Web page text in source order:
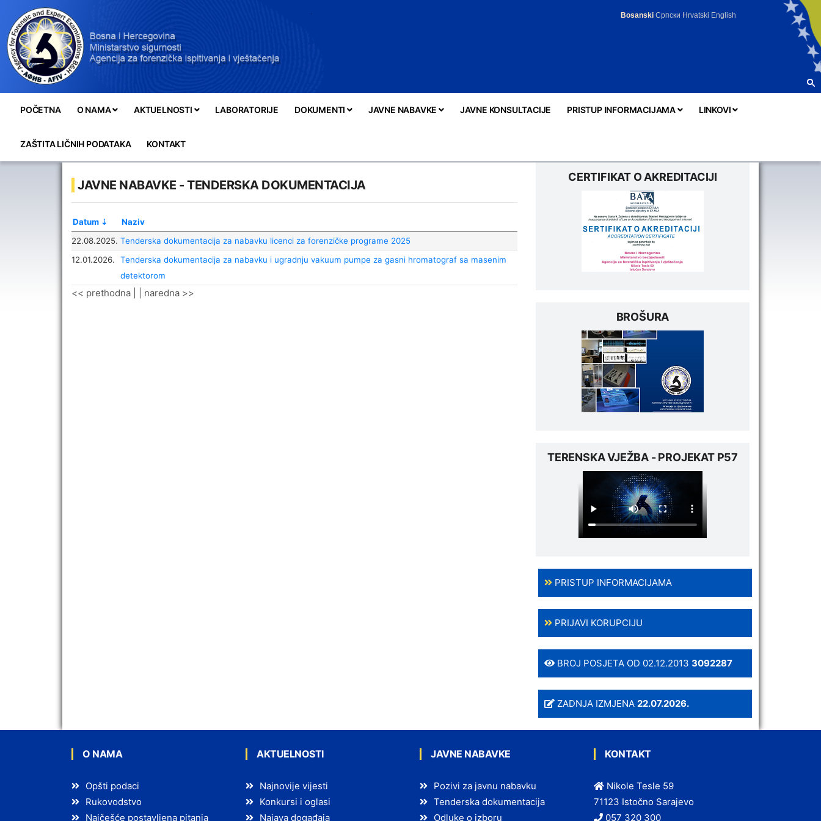
Bosanski Српски Hrvatski English
POČETNA O NAMA AKTUELNOSTI LABORATORIJE DOKUMENTI JAVNE NABAVKE JAVNE KONSULTACIJE PRISTUP INFORMACIJAMA LINKOVI
ZAŠTITA LIČNIH PODATAKA KONTAKT
JAVNE NABAVKE - TENDERSKA DOKUMENTACIJA
Datum
Naziv
22.08.2025. Tenderska dokumentacija za nabavku licenci za forenzičke programe 2025
12.01.2026.
Tenderska dokumentacija za nabavku i ugradnju vakuum pumpe za gasni hromatograf sa masenim
detektorom
<< prethodna naredna >>
CERTIFIKAT O AKREDITACIJI
BROŠURA
TERENSKA VJEŽBA - PROJEKAT P57
PRISTUP INFORMACIJAMA
PRIJAVI KORUPCIJU
BROJ POSJETA OD 02.12.2013 3092287
ZADNJA IZMJENA 22.07.2026.
O NAMA
Opšti podaci
Rukovodstvo
Najčešće postavljena pitanja
AKTUELNOSTI
Najnovije vijesti
Konkursi i oglasi
Najava događaja
JAVNE NABAVKE
Pozivi za javnu nabavku
Tenderska dokumentacija
Odluke o izboru
KONTAKT
Nikole Tesle 59
71123 Istočno Sarajevo
057 320 300